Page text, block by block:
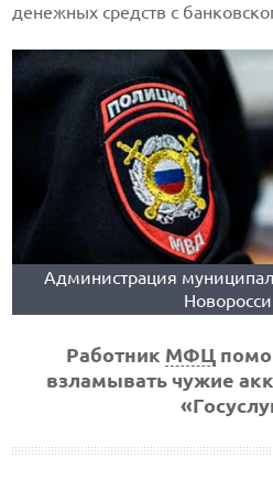
денежных средств с
Администрация
Работник МФЦ
взламывать чужие